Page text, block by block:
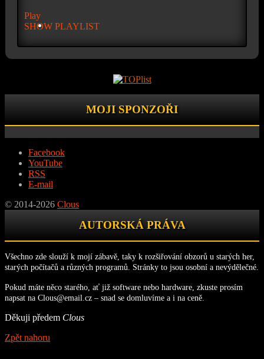
Play
SHOW PLAYLIST
MOJI SPONZOŘI
Facebook
YouTube
RSS
E-mail
© 2014-2026 Clous
AUTORSKÁ PRÁVA
Všechno zde slouží k mojí zábavě, taky k rozšiřování obzorů u starých her,
starých počítačů a různých programů. Stránky to jsou osobní a nevýdělečné.
Pokud máte něco starého, ať již software nebo hardware, zkuste prosím
napsat na Clous@email.cz – snad se domluvíme a i na ceně.
Děkuji předem Clous
Zpět nahoru